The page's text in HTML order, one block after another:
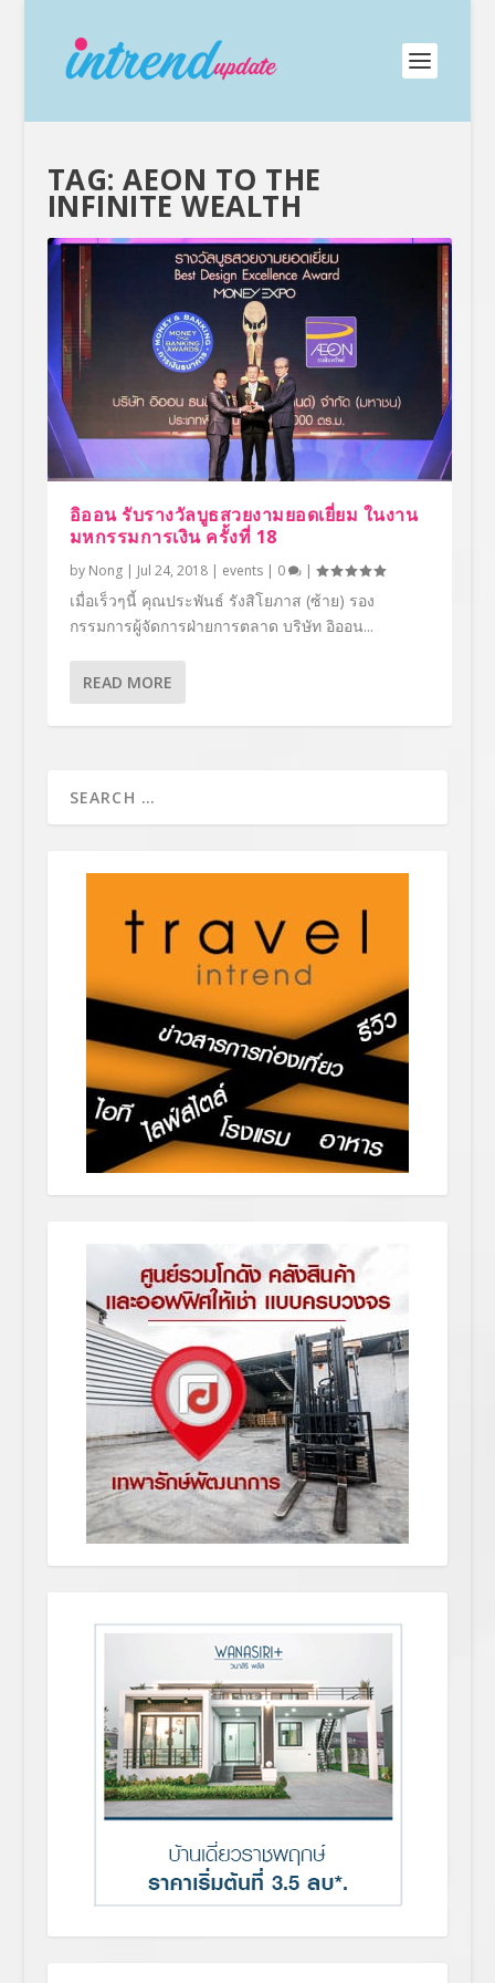
TAG:AEON TO THE
INFINITE WEALTH
อิออน รับรางวัลบูธสวยงามยอดเยี่ยม ในงาน
มหกรรมการเงิน ครั้งที่ 18
by Nong| Jul 24, 2018| events| 0 |
เมื่อเร็วๆนี้ คุณประพันธ์ รังสิโยภาส (ซ้าย) รอง
กรรมการผู้จัดการฝ่ายการตลาด บริษัท อิออน...
READ MORE